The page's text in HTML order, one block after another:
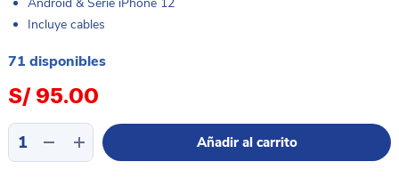
Incluye cables
71 disponibles
S/ 95.00
Cable
arranque
Añadir al carrito